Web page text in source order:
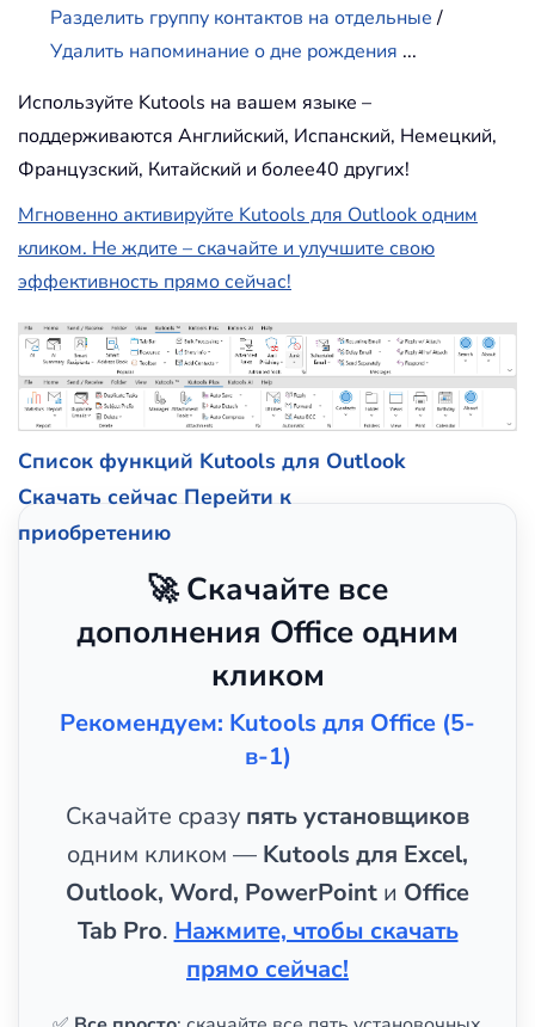
Разделить группу контактов на отдельные/
Удалить напоминание о дне рождения ...
Используйте Kutools на вашем языке –
поддерживаются Английский, Испанский, Немецкий,
Французский, Китайский и более40 других!
Мгновенно активируйте Kutools для Outlook одним
кликом. Не ждите – скачайте и улучшите свою
эффективность прямо сейчас!
Список функций Kutools для Outlook
Скачать сейчас Перейти к
приобретению
🚀 Скачайте все
дополнения Office одним
кликом
Рекомендуем: Kutools для Office (5-
в-1)
Скачайте сразу пять установщиков
одним кликом — Kutools для Excel,
Outlook, Word, PowerPoint и Office
Tab Pro. Нажмите, чтобы скачать
прямо сейчас!